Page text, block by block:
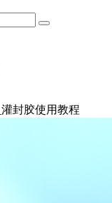
封胶使用教程